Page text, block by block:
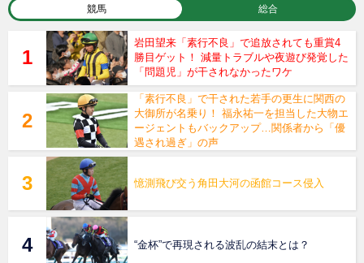
競馬 総合
岩田望来「素行不良」で追放されても重賞4
勝目ゲット！ 減量トラブルや夜遊び発覚した
「問題児」が干されなかったワケ
「素行不良」で干された若手の更生に関西の
大御所が名乗り！ 福永祐一を担当した大物エ
ージェントもバックアップ…関係者から「優
遇され過ぎ」の声
憶測飛び交う角田大河の函館コース侵入
“金杯”で再現される波乱の結末とは？